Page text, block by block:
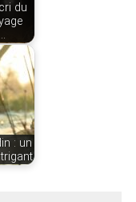
du
: un